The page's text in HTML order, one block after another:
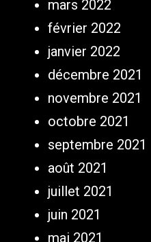
mars 2022
février 2022
janvier 2022
décembre 2021
novembre 2021
octobre 2021
septembre 2021
août 2021
juillet 2021
juin 2021
mai 2021